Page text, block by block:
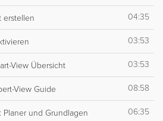
erstellen 04:35
03:53
View Übersicht 03:53
View Guide 08:58
Planer und Grundlagen 06:35